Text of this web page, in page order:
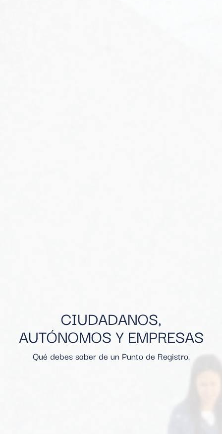
CIUDADANOS,
AUTÓNOMOS Y EMPRESAS
Qué debes saber de un Punto de Registro.